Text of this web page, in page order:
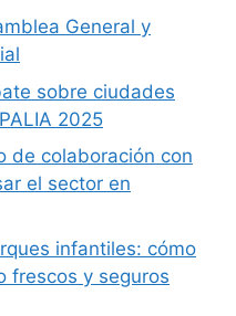
General y
sobre ciudades
2025
de colaboración con
el sector en
infantiles: cómo
frescos y seguros